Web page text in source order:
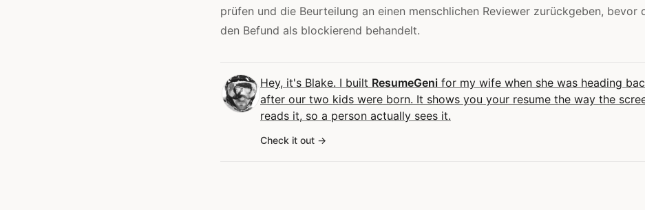
prüfen und die Beurteilung an einen menschlichen Reviewer zurückgeben, bevor
den Befund als blockierend behandelt.
Hey, it's Blake. I built ResumeGeni for my wife when she was heading
after our two kids were born. It shows you your resume the way the
reads it, so a person actually sees it.
Check it out